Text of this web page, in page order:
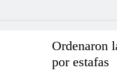
Ordenaron
por estafas